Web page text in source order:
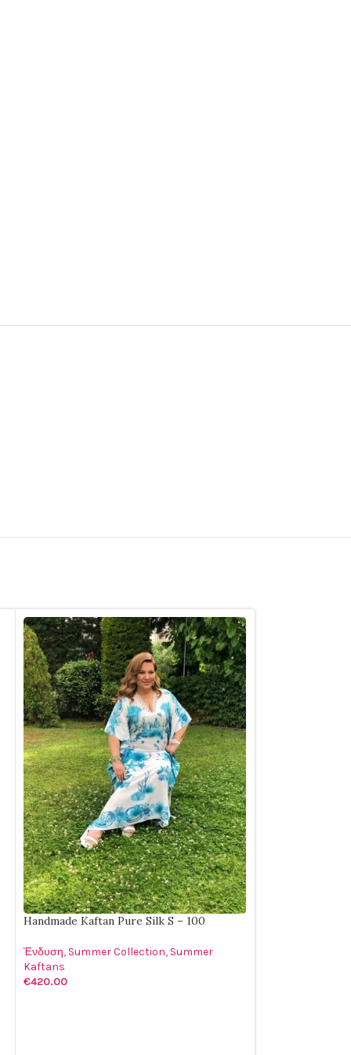
Handmade Kaftan Pure Silk S – 100
Ένδυση, Summer Collection, Summer
Kaftans
€420.00